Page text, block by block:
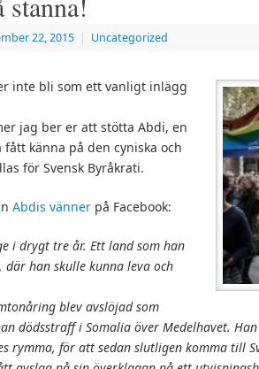
22, 2015 | Uncategorized
inte bli som ett vanligt inlägg
jag ber er att stötta Abdi, en
fått känna på den cyniska och
för Svensk Byråkrati.
Abdis vänner på Facebook:
i drygt tre år. Ett land som han
han skulle kunna leva och
blev avslöjad som
dödsstraff i Somalia över Medelhavet.
rymma, för att sedan slutligen komma till